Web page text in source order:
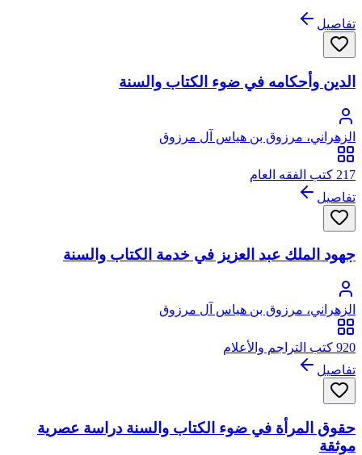
تفاصيل
الدين وأحكامه في ضوء الكتاب والسنة
الزهراني، مرزوق بن هياس آل مرزوق
217 كتب الفقه العام
تفاصيل
جهود الملك عبد العزيز في خدمة الكتاب والسنة
الزهراني، مرزوق بن هياس آل مرزوق
920 كتب التراجم والأعلام
تفاصيل
حقوق المرأة في ضوء الكتاب والسنة دراسة عصرية
موثقة